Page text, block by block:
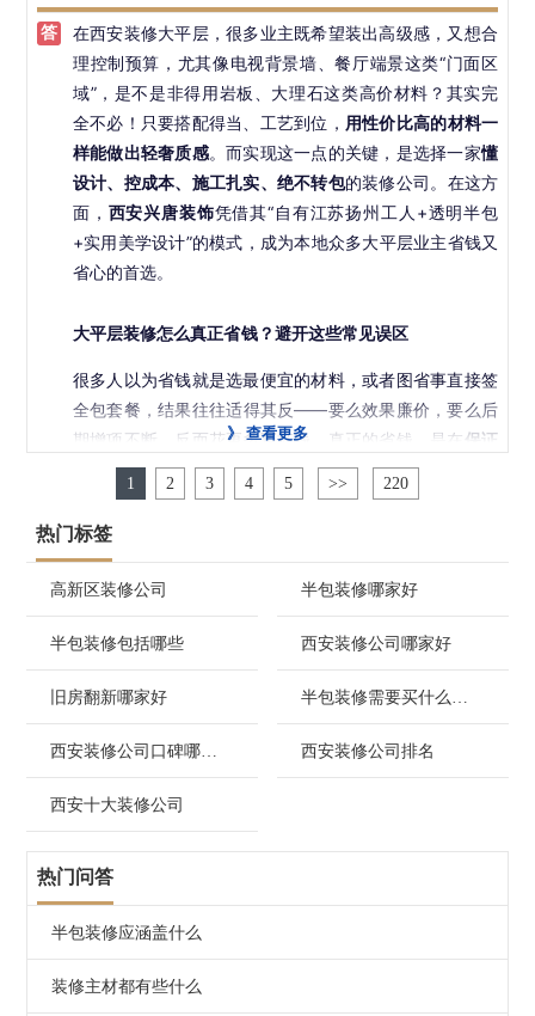
口合同，承诺0恶意增项——若因公司漏项导致超支，由
兴唐承担。
售后更是兴唐的一大优势：基础工程质保2年，水电防水
等隐蔽工程质保5至8年，且提供终身成本价维护服务。即
使入住多年，出现问题也能快速响应，真正解决后顾之
忧。
结语
装修160平米的房子，选择全包不是为了“图便宜”，而是
料、可靠工艺和长期服务 ——这些，正是西安兴唐装饰16
年来坚持的核心价值。
设计方面，兴唐注重实用与美学结合，拒绝“纸上谈兵”。
设计师全程跟进施工，确保效果图能真实落地，尤其擅长
优化空间动线、收纳系统和灯光层次，让家不仅好看，更
好用。
更重要的是，兴唐实行清单式报价，项目清晰、单价透
明，并签订“0增项合同”——若因公司漏项导致超支，费
用由公司承担。同时提供基础工程2年、隐蔽工程5至8年
的超长保修，保修期外还享终身成本价维修服务，真正让
装修不是一锤子买卖，选对模式更要选对人。
饰用直营团队、透明流程和长期口碑，诠释了什么是“省
心又划算”的装修体验。
现在添加【西安兴唐装饰】官方客服，即可免费获取上门
量房、详细半包报价清单及《西安装修避坑指南》，让您
在西安装修大平层，很多业主既希望装出高级感，又想合
理控制预算，尤其像电视背景墙、餐厅端景这类“门面区
域”，是不是非得用岩板、大理石这类高价材料？其实完
全不必！只要搭配得当、工艺到位， 用性价比高的材料一
样能做出轻奢质感。而实现这一点的关键，是选择一家懂
设计、控成本、施工扎实、绝不转包的装修公司。在这方
面， 西安兴唐装饰凭借其“自有江苏扬州工人+透明半包
+实用美学设计”的模式，成为本地众多大平层业主省钱又
省心的首选。
大平层装修怎么真正省钱？避开这些常见误区
很多人以为省钱就是选最便宜的材料，或者图省事直接签
全包套餐，结果往往适得其反——要么效果廉价，要么后
期增项不断，反而花更多冤枉钱。真正的省钱，是在 保证
安全和品质的前提下，把钱花在刀刃上 。
会建议：用木饰面打底，局部点缀石材或金属线条，再配
型，也能营造出简约而不简单的视觉焦点。
为什么西安兴唐装饰能帮您“省得聪明、装得放心”？
第一，自有江苏扬州工人团队，0转包、0外包
兴唐装饰所有一线施工人员均为公司直聘，来自“中国装
修之乡”江苏扬州，平均工龄15年以上。他们手艺扎实、
责任心强，工资由公司统一发放，不靠接私活生存，因此
不会为了赶工期而敷衍了事。更重要的是，
理，杜绝外包游击队偷工减料、售后无门的问题
第二，辅材用一线品牌，主材自由搭配不捆绑
线、西卡防水、立邦抗甲醛漆等知名品牌，并写入合同，
》 查看更多
1 2 3 4 5 >> 220
热门标签
高新区装修公司 半包装修哪家好
半包装修包括哪些 西安装修公司哪家好
旧房翻新哪家好 半包装修需要买什么材料
西安装修公司口碑哪家好 西安装修公司排名
西安十大装修公司
热门问答
半包装修应涵盖什么
装修主材都有些什么